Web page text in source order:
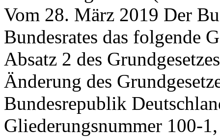
Vom 28. März 2019 Der
Bundesrates das folgende
Absatz 2 des
Änderung des
Bundesrepublik
Gliederungsnummer 100-